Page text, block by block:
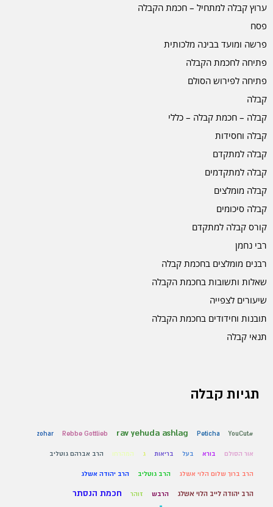
ערוץ קבלה למתחיל – חכמת הקבלה
פסח
פרשה ומועד בבינה מלכותית
פתיחה לחכמת הקבלה
פתיחה לפירוש הסולם
קבלה
קבלה – חכמת קבלה – כללי
קבלה וחסידות
קבלה למתקדם
קבלה למתקדמים
קבלה מומלצים
קבלה סיכומים
קורס קבלה למתקדם
רבי נחמן
רבנים מומלצים בחכמת קבלה
שאלות ותשובות בחכמת הקבלה
שיעורים לצפייה
תובנות וחידודים בחכמת הקבלה
תנאי קבלה
תגיות קבלה
#YouCut
Peticha
rav yehuda ashlag
Rebbe Gottlieb
zohar
אור הסולם בורא בעל בריאות ג המהרחו הרב אברהם גוטליב
הרב ברוך שלום הלוי אשלג הרב גוטליב הרב יהודה אשלג
הרב יהודה לייב הלוי אשלג הרבש זוהר חכמת הנסתר